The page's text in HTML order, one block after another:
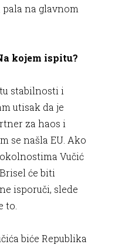
pala na glavnom
kojem ispitu?
stabilnosti i
utisak da je
za haos i
se našla EU. Ako
Vučić
će biti
isporuči, slede
to.
biće Republika